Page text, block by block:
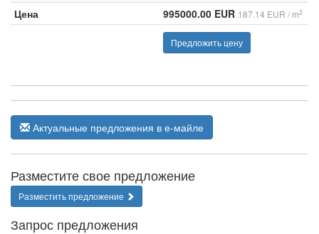
Цена
995000.00 EUR 187.14 EUR / m2
Предложить цену
Актуальные предложения в е-майле
Разместите свое предложение
Разместить предложение
Запрос предложения